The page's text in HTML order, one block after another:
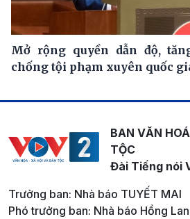
Mở rộng quyền dẫn độ,
chống tội phạm xuyên quốc
BAN VĂN
TỘC
Đài Tiếng nói
Trưởng ban: Nhà báo TUYẾT MAI
Phó trưởng ban: Nhà báo Hồng